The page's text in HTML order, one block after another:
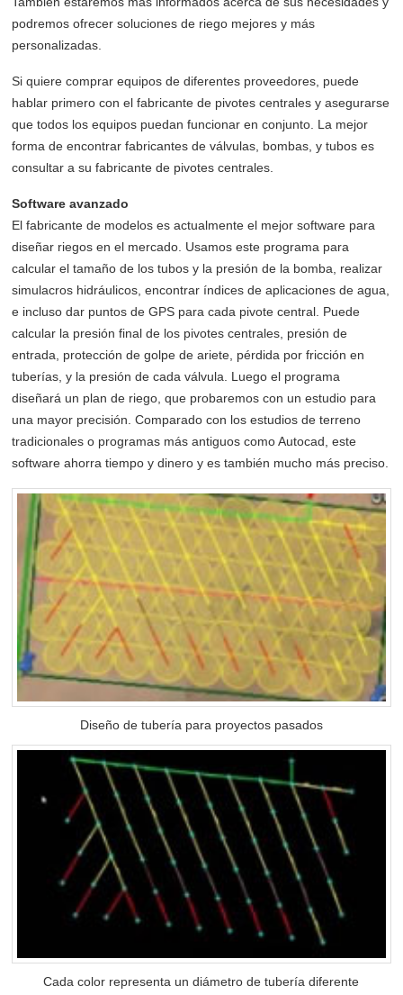
podremos ofrecer soluciones de riego mejores y más
personalizadas.
Si quiere comprar equipos de diferentes proveedores, puede
hablar primero con el fabricante de pivotes centrales y asegurarse
que todos los equipos puedan funcionar en conjunto. La mejor
forma de encontrar fabricantes de válvulas, bombas, y tubos es
consultar a su fabricante de pivotes centrales.
Software avanzado
El fabricante de modelos es actualmente el mejor software para
diseñar riegos en el mercado. Usamos este programa para
calcular el tamaño de los tubos y la presión de la bomba, realizar
simulacros hidráulicos, encontrar índices de aplicaciones de agua,
e incluso dar puntos de GPS para cada pivote central. Puede
calcular la presión final de los pivotes centrales, presión de
entrada, protección de golpe de ariete, pérdida por fricción en
tuberías, y la presión de cada válvula. Luego el programa
diseñará un plan de riego, que probaremos con un estudio para
una mayor precisión. Comparado con los estudios de terreno
tradicionales o programas más antiguos como Autocad, este
software ahorra tiempo y dinero y es también mucho más preciso.
Diseño de tubería para proyectos pasados
Cada color representa un diámetro de tubería diferente